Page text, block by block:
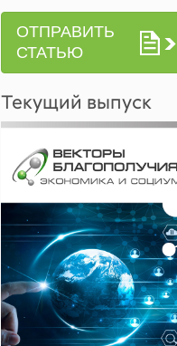
ОТПРАВИТЬ
СТАТЬЮ
Текущий выпуск